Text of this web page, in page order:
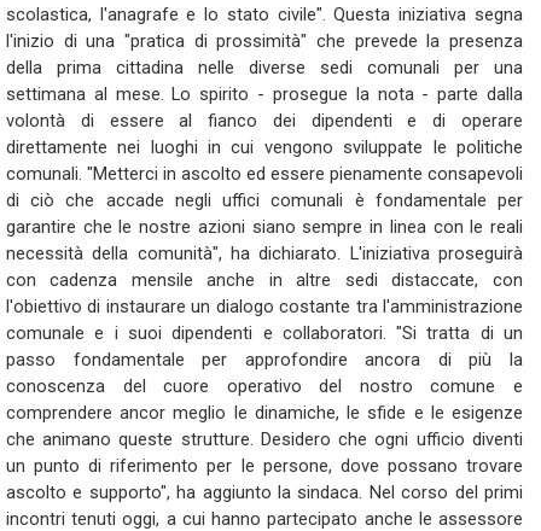
scolastica, l'anagrafe e lo stato civile". Questa iniziativa segna
l'inizio di una "pratica di prossimità" che prevede la presenza
della prima cittadina nelle diverse sedi comunali per una
settimana al mese. Lo spirito - prosegue la nota - parte dalla
volontà di essere al fianco dei dipendenti e di operare
direttamente nei luoghi in cui vengono sviluppate le politiche
comunali. "Metterci in ascolto ed essere pienamente consapevoli
di ciò che accade negli uffici comunali è fondamentale per
garantire che le nostre azioni siano sempre in linea con le reali
necessità della comunità", ha dichiarato. L'iniziativa proseguirà
con cadenza mensile anche in altre sedi distaccate, con
l'obiettivo di instaurare un dialogo costante tra l'amministrazione
comunale e i suoi dipendenti e collaboratori. "Si tratta di un
passo fondamentale per approfondire ancora di più la
conoscenza del cuore operativo del nostro comune e
comprendere ancor meglio le dinamiche, le sfide e le esigenze
che animano queste strutture. Desidero che ogni ufficio diventi
un punto di riferimento per le persone, dove possano trovare
ascolto e supporto", ha aggiunto la sindaca. Nel corso del primi
incontri tenuti oggi, a cui hanno partecipato anche le assessore